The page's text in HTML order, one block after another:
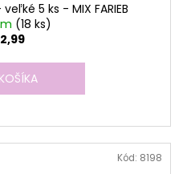
5 ks - MIX FARIEB
(18 ks)
Kód: 8198